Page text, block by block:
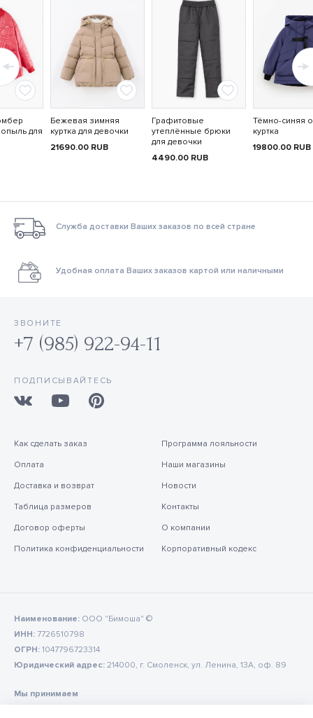
для
Бежевая зимняя
куртка для девочки
21690.00 RUB
Графитовые
утеплённые брюки
для девочки
4490.00 RUB
Тёмно-синяя
куртка
19800.00 RUB
Служба доставки Ваших заказов по всей стране
Удобная оплата Ваших заказов картой или наличными
ЗВОНИТЕ
+7 (985) 922-94-11
ПОДПИСЫВАЙТЕСЬ
Как сделать заказ
Оплата
Доставка и возврат
Таблица размеров
Договор оферты
Политика конфиденциальности
Программа лояльности
Наши магазины
Новости
Контакты
О компании
Корпоративный кодекс
Наименование: ООО "Бимоша" ©
ИНН: 7726510798
ОГРН: 1047796723314
Юридический адрес: 214000, г. Смоленск, ул. Ленина, 13А, оф. 89
Мы принимаем